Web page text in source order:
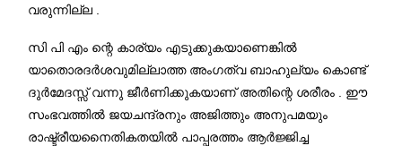
വരുന്നില്ല .
സി പി എം ന്റെ കാര്യം എടുക്കുകയാണെങ്കിൽ
യാതൊരദർശവുമില്ലാത്ത അംഗത്വ ബാഹുല്യം കൊണ്ട്
ദുർമേദസ്സ് വന്നു ജീർണിക്കുകയാണ് അതിന്റെ ശരീരം . ഈ
സംഭവത്തിൽ ജയചന്ദ്രനും അജിത്തും അനുപമയും
രാഷ്ട്രീയനൈതികതയിൽ പാപ്പരത്തം ആർജ്ജിച്ച